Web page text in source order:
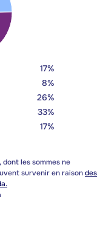
17%
8%
26%
33%
17%
les sommes ne
survenir en raisondes